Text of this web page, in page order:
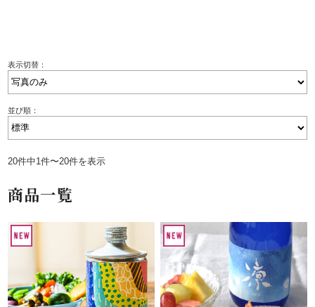
表示切替：
並び順：
20件中1件〜20件を表示
商品一覧